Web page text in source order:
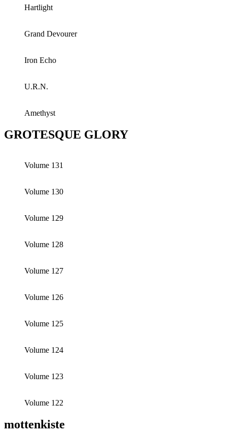
Hartlight
Grand Devourer
Iron Echo
U.R.N.
Amethyst
GROTESQUE GLORY
Volume 131
Volume 130
Volume 129
Volume 128
Volume 127
Volume 126
Volume 125
Volume 124
Volume 123
Volume 122
mottenkiste